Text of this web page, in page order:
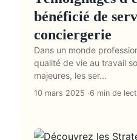
bénéficié de
conciergerie
Dans un monde
qualité de vie au travail
majeures, les ser...
10 mars 2025 6 min de